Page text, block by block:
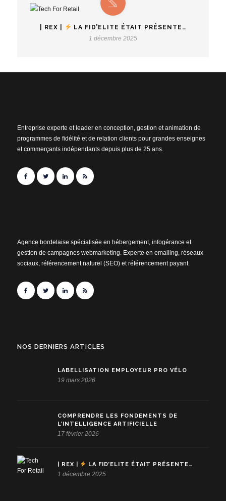
| REX |
LA FID’ELITE ÉTAIT PRÉSENTE…
1 décembre 2025
Entreprise experte et leader en conception, gestion et animation de
programmes de fidélité et de relation clients pour grandes enseignes
et commerçants indépendants depuis plus de 25 ans.
Agence bordelaise spécialisée en hébergement, infogérance et
gestion de campagnes webmarketing. Experte en emailing, réseaux
sociaux, référencement naturel (SEO) et référencement payant.
NOS DERNIERS ARTICLES
LABELLISATION EMPLOYEUR PRO VÉLO
19 mars 2026
COMPRENDRE LES FONDEMENTS DE
L’INTELLIGENCE ARTIFICIELLE
17 février 2026
| REX | LA FID’ELITE ÉTAIT PRÉSENTE…
1 décembre 2025